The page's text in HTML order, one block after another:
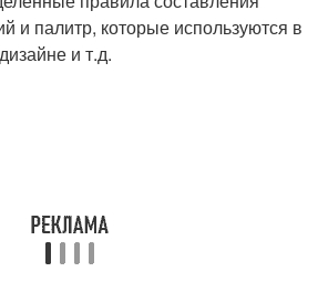
и палитр, которые используются в
и т.д.